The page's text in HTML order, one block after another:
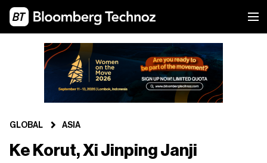
GLOBAL ASIA
Ke Korut, Xi Jinping Janji